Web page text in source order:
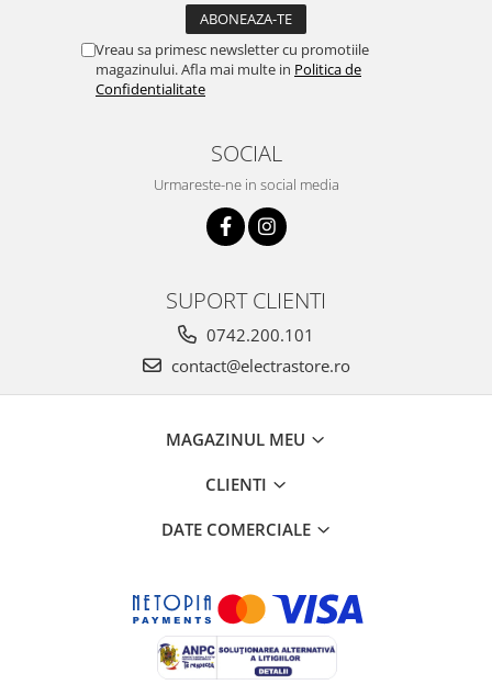
Vreau sa primesc newsletter cu promotiile
magazinului. Afla mai multe in Politica de
Confidentialitate
SOCIAL
Urmareste-ne in social media
SUPORT CLIENTI
0742.200.101
contact@electrastore.ro
MAGAZINUL MEU
CLIENTI
DATE COMERCIALE